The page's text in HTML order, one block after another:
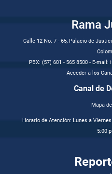
Rama
Calle 12 No. 7 - 65, Palacio de
PBX: (57) 601 - 565 8500 - E-
Acceder a los
Canal de
Mapa
Horario de Atención: Lunes a
5:00